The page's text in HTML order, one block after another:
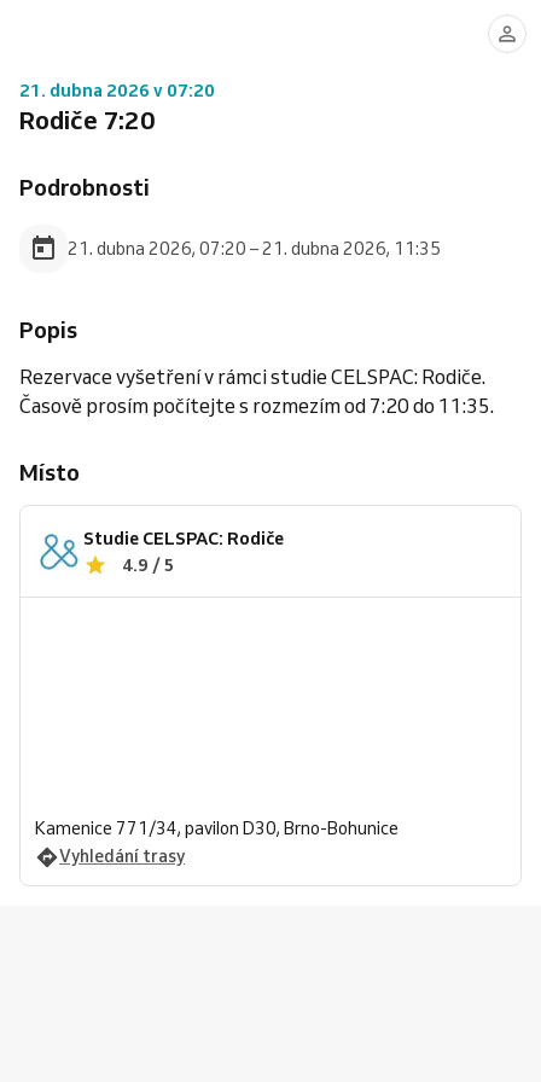
21. dubna 2026 v 07:20
Rodiče 7:20
Podrobnosti
21. dubna 2026, 07:20 – 21. dubna 2026, 11:35
Popis
Rezervace vyšetření v rámci studie CELSPAC: Rodiče.
Časově prosím počítejte s rozmezím od 7:20 do 11:35.
Místo
Studie CELSPAC: Rodiče
4.9 / 5
Kamenice 771/34, pavilon D30, Brno-Bohunice
Vyhledání trasy